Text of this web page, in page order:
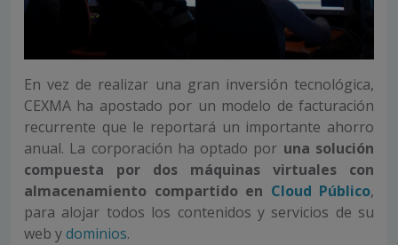
En vez de realizar una gran inversión tecnológica,
CEXMA ha apostado por un modelo de facturación
recurrente que le reportará un importante ahorro
anual. La corporación ha optado por una solución
compuesta por dos máquinas virtuales con
almacenamiento compartido en Cloud Público,
para alojar todos los contenidos y servicios de su
web ydominios.